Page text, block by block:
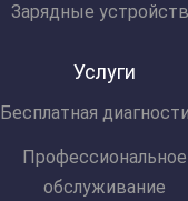
Зарядные
Услуги
Бесплатная
Профессиональное
обслуживание